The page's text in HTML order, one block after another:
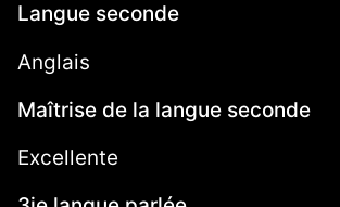
Langue seconde
Anglais
Maîtrise de la langue seconde
Excellente